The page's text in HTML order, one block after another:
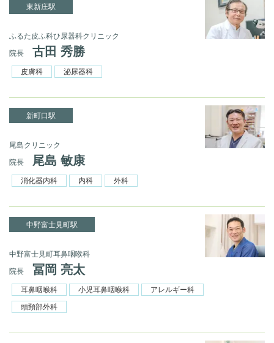
東新庄駅
ふるた皮ふ科ひ尿器科クリニック
院長
古田 秀勝
皮膚科 泌尿器科
新町口駅
尾島クリニック
院長
尾島 敏康
消化器内科 内科 外科
中野富士見町駅
中野富士見町耳鼻咽喉科
院長
冨岡 亮太
耳鼻咽喉科 小児耳鼻咽喉科
アレルギー科
頭頸部外科